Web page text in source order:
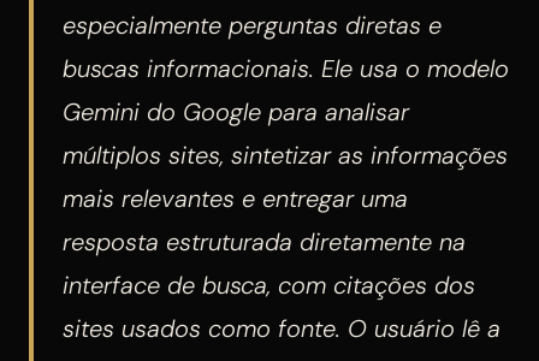
especialmente perguntas diretas e
buscas informacionais. Ele usa o modelo
Gemini do Google para analisar
múltiplos sites, sintetizar as informações
mais relevantes e entregar uma
resposta estruturada diretamente na
interface de busca, com citações dos
sites usados como fonte. O usuário lê a